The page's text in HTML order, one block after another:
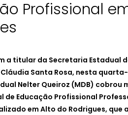
Profissional
a titular da Secretaria Estadual
Cláudia Santa Rosa, nesta
Nelter Queiroz (MDB) cobrou
de Educação Profissional
em Alto do Rodrigues, que